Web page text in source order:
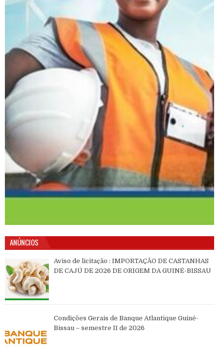
ANÚNCIOS
Aviso de licitação : IMPORTAÇÃO DE CASTANHAS
DE CAJÚ DE 2026 DE ORIGEM DA GUINÉ-BISSAU
Condições Gerais de Banque Atlantique Guiné-
Bissau – semestre II de 2026